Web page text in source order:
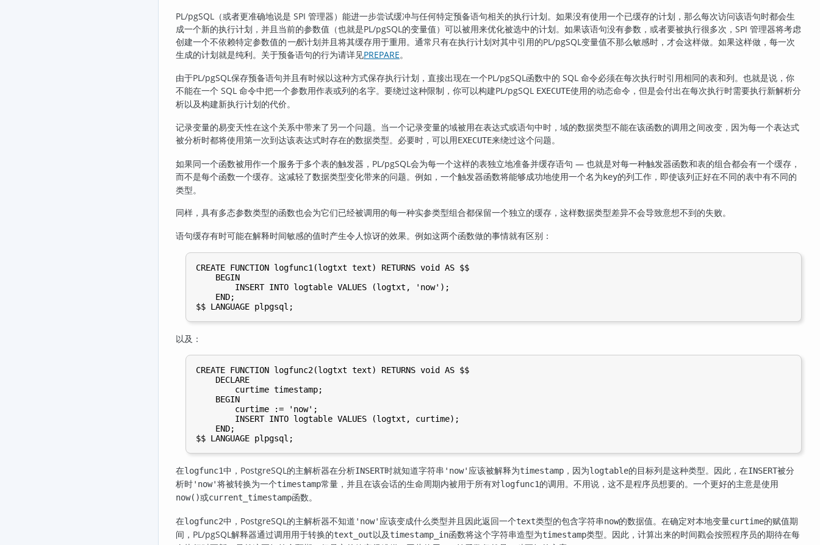
PL/pgSQL （或者更准确地说是 SPI 管理器）能进一步尝试缓冲与任何特定预备语句相关的执行计划。如果没有使用一个已缓存的计划，那么每次访问该语句时都会生
成一个新的执行计划，并且当前的参数值（也就是PL/pgSQL的变量值）可以被用来优化被选中的计划。如果该语句没有参数，或者要被执行很多次，SPI 管理器将考虑
创建一个不依赖特定参数值的一般计划并且将其缓存用于重用。通常只有在执行计划对其中引用的PL/pgSQL变量值不那么敏感时，才会这样做。如果这样做，每一次
生成的计划就是纯利。关于预备语句的行为请详见PREPARE。
由于PL/pgSQL保存预备语句并且有时候以这种方式保存执行计划，直接出现在一个PL/pgSQL函数中的 SQL 命令必须在每次执行时引用相同的表和列。也就是说，你
不能在一个 SQL 命令中把一个参数用作表或列的名字。要绕过这种限制，你可以构建PL/pgSQL EXECUTE使用的动态命令，但是会付出在每次执行时需要执行新解析分
析以及构建新执行计划的代价。
记录变量的易变天性在这个关系中带来了另一个问题。当一个记录变量的域被用在表达式或语句中时，域的数据类型不能在该函数的调用之间改变，因为每一个表达式
被分析时都将使用第一次到达该表达式时存在的数据类型。必要时，可以用EXECUTE来绕过这个问题。
如果同一个函数被用作一个服务于多个表的触发器， PL/pgSQL 会为每一个这样的表独立地准备并缓存语句 — 也就是对每一种触发器函数和表的组合都会有一个缓存，
而不是每个函数一个缓存。这减轻了数据类型变化带来的问题。例如，一个触发器函数将能够成功地使用一个名为key的列工作，即使该列正好在不同的表中有不同的
类型。
同样，具有多态参数类型的函数也会为它们已经被调用的每一种实参类型组合都保留一个独立的缓存，这样数据类型差异不会导致意想不到的失败。
语句缓存有时可能在解释时间敏感的值时产生令人惊讶的效果。例如这两个函数做的事情就有区别：
CREATE FUNCTION logfunc1(logtxt text) RETURNS void AS $$
    BEGIN
        INSERT INTO logtable VALUES (logtxt, 'now');
    END;
以及：
CREATE FUNCTION logfunc2(logtxt text) RETURNS void AS $$
    DECLARE
        curtime timestamp;
    BEGIN
        curtime := 'now';
        INSERT INTO logtable VALUES (logtxt, curtime);
    END;
在logfunc1中， PostgreSQL的主解析器在分析INSERT时就知道字符串 'now' 应该被解释为timestamp ，因为logtable的目标列是这种类型。因此，在INSERT被分
析时'now'将被转换为一个timestamp常量，并且在该会话的生命周期内被用于所有对logfunc1的调用。不用说，这不是程序员想要的。一个更好的主意是使用
now()或current_timestamp函数。
在logfunc2中， PostgreSQL的主解析器不知道 'now' 应该变成什么类型并且因此返回一个text类型的包含字符串now的数据值。在确定对本地变量curtime的赋值期
间， PL/pgSQL解释器通过调用用于转换的text_out以及timestamp_in函数将这个字符串造型为timestamp类型。因此，计算出来的时间戳会按照程序员的期待在每